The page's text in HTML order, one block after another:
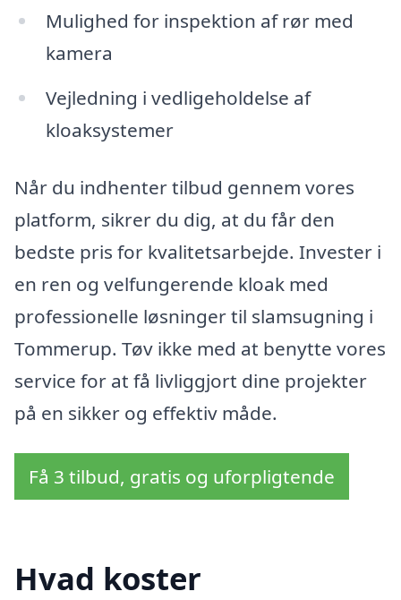
Mulighed for inspektion af rør med
kamera
Vejledning i vedligeholdelse af
kloaksystemer
Når du indhenter tilbud gennem vores
platform, sikrer du dig, at du får den
bedste pris for kvalitetsarbejde. Invester i
en ren og velfungerende kloak med
professionelle løsninger til slamsugning i
Tommerup. Tøv ikke med at benytte vores
service for at få livliggjort dine projekter
på en sikker og effektiv måde.
Få 3 tilbud, gratis og uforpligtende
Hvad koster